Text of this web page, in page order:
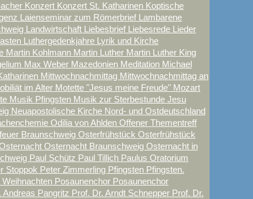
Konzert Konzert St. Katharinen Koptische
Laienseminar zum Römerbrief Lambarene
Landwirtschaft Liebesbrief Liebesrede Lieder
Luthergedenkjahre Lyrik und Kirche
Martin Kohlmann Martin Luther Martin Luther King
Max Weber Mazedonien Meditation Michael
Mittwochnachmittag Mittwochnachmittag an
im Alter Motette "Jesus meine Freude" Mozart
Musik Pfingsten Musik zur Sterbestunde Jesu
Neuapostolische Kirche Nord- und Ostdeutschland
Odilia von Ahlden Offener Thementreff
Braunschweig Osterfrühstück Osterfrühstück
Osternacht Braunschweig Osternacht in
Paul Schütz Paul Tillich Paulus Oratorium
Stoppok Peter Zimmerling Pfingsten Pfingsten.
Weihnachten Posaunenchor Posaunenchor
Andreas Pangritz Prof. Dr. Arndt Schnepper Prof. Dr.